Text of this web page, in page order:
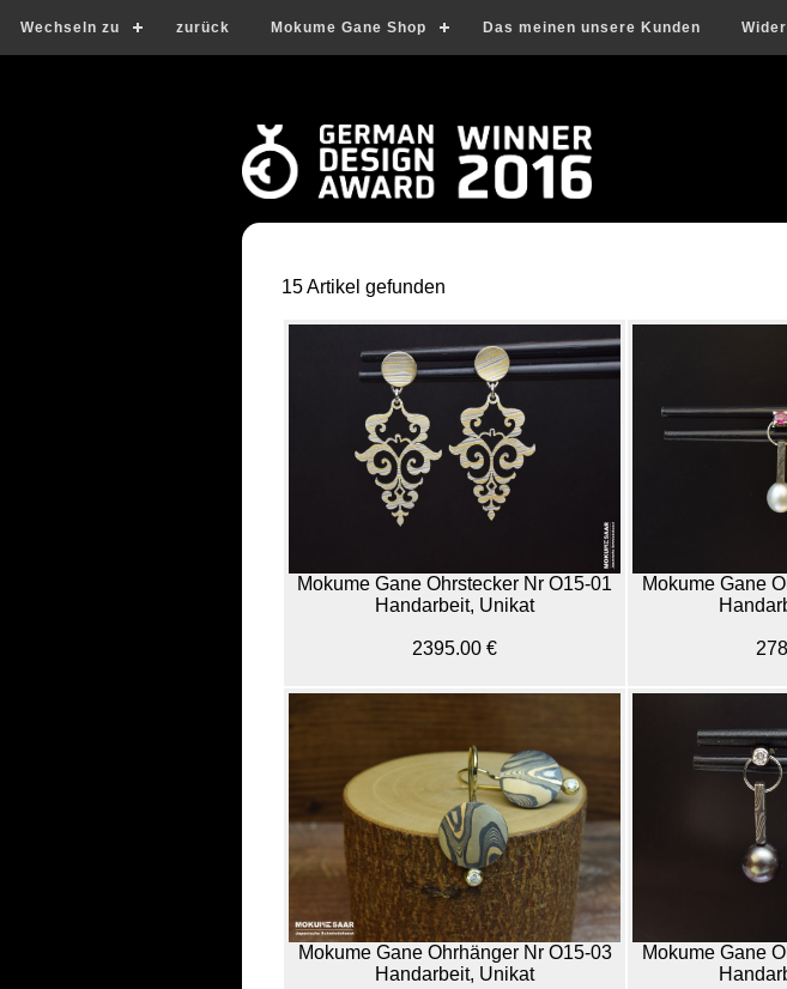
Wechseln zu zurück Mokume Gane Shop Das meinen unsere Kunden
15 Artikel gefunden
Mokume Gane Ohrstecker Nr O15-01
Handarbeit, Unikat
2395.00 €
Mokume Gane
Mokume Gane Ohrhänger Nr O15-03
Handarbeit, Unikat
Mokume Gane